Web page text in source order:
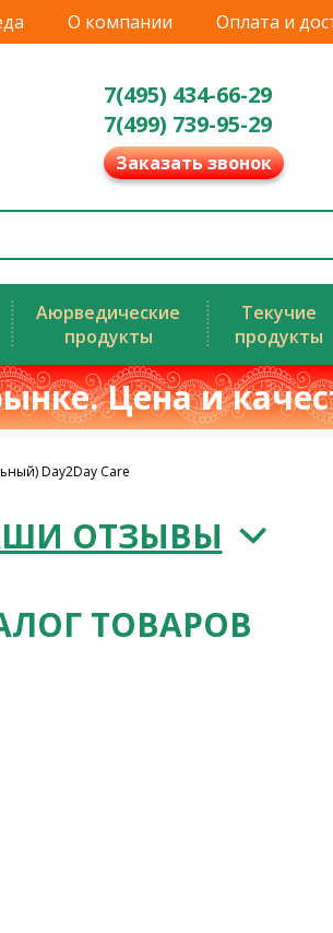
О компании Оплата и
7(495) 434-66-29
7(499) 739-95-29
Заказать звонок
Аюрведические
продукты
Текучие
продукты
Цена и
Day2Day Care
ОТЗЫВЫ
ТОВАРОВ